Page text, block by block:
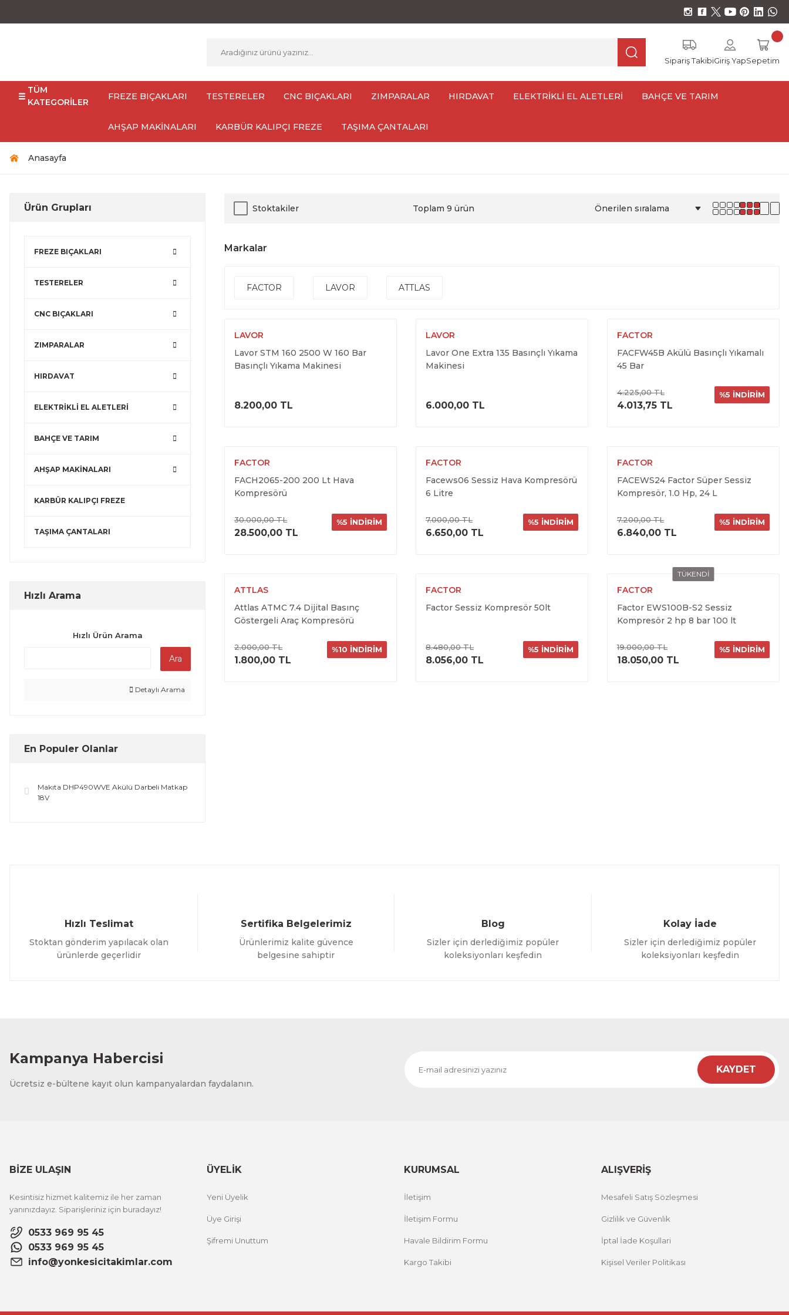
Sipariş TakibiGiriş YapSepetim
TÜM
KATEGORİLER
FREZE BIÇAKLARI TESTERELER CNC BIÇAKLARI ZIMPARALAR HIRDAVAT ELEKTRİKLİ EL ALETLERİ BAHÇE VE TARIM
AHŞAP MAKİNALARI KARBÜR KALIPÇI FREZE TAŞIMA ÇANTALARI
Anasayfa
Ürün Grupları
FREZE BIÇAKLARI
TESTERELER
CNC BIÇAKLARI
ZIMPARALAR
HIRDAVAT
ELEKTRİKLİ EL ALETLERİ
BAHÇE VE TARIM
AHŞAP MAKİNALARI
KARBÜR KALIPÇI FREZE
TAŞIMA ÇANTALARI
Hızlı Arama
Hızlı Ürün Arama
Ara
Detaylı Arama
En Populer Olanlar
Makıta DHP490WVE Akülü Darbeli Matkap
18V
Stoktakiler Toplam 9 ürün
Markalar
FACTOR LAVOR ATTLAS
LAVOR
Lavor STM 160 2500 W 160 Bar
Basınçlı Yıkama Makinesi
8.200,00 TL
ÜRÜNÜ İNCELE
LAVOR
Lavor One Extra 135 Basınçlı Yıkama
Makinesi
6.000,00 TL
ÜRÜNÜ İNCELE
FACTOR
FACFW45B Akülü Basınçlı Yıkamalı
45 Bar
4.225,00 TL
4.013,75 TL
%5 İNDİRİM
ÜRÜNÜ İNCELE
FACTOR
FACH2065-200 200 Lt Hava
Kompresörü
30.000,00 TL
28.500,00 TL
%5 İNDİRİM
ÜRÜNÜ İNCELE
FACTOR
Facews06 Sessiz Hava Kompresörü
6 Litre
7.000,00 TL
6.650,00 TL
%5 İNDİRİM
ÜRÜNÜ İNCELE
FACTOR
FACEWS24 Factor Süper Sessiz
Kompresör, 1.0 Hp, 24 L
7.200,00 TL
6.840,00 TL
%5 İNDİRİM
ÜRÜNÜ İNCELE
ATTLAS
Attlas ATMC 7.4 Dijital Basınç
Göstergeli Araç Kompresörü
2.000,00 TL
1.800,00 TL
%10 İNDİRİM
ÜRÜNÜ İNCELE
FACTOR
Factor Sessiz Kompresör 50lt
8.480,00 TL
8.056,00 TL
%5 İNDİRİM
ÜRÜNÜ İNCELE
TÜKENDİ
FACTOR
Factor EWS100B-S2 Sessiz
Kompresör 2 hp 8 bar 100 lt
19.000,00 TL
18.050,00 TL
%5 İNDİRİM
ÜRÜNÜ İNCELE
Hızlı Teslimat
Stoktan gönderim yapılacak olan
ürünlerde geçerlidir
Sertifika Belgelerimiz
Ürünlerimiz kalite güvence
belgesine sahiptir
Blog
Sizler için derlediğimiz popüler
koleksiyonları keşfedin
Kolay İade
Sizler için derlediğimiz popüler
koleksiyonları keşfedin
Kampanya Habercisi
Ücretsiz e-bültene kayıt olun kampanyalardan faydalanın.
KAYDET
BİZE ULAŞIN
Kesintisiz hizmet kalitemiz ile her zaman
yanınızdayız. Siparişleriniz için buradayız!
0533 969 95 45
0533 969 95 45
info@yonkesicitakimlar.com
ÜYELİK
Yeni Üyelik
Üye Girişi
Şifremi Unuttum
KURUMSAL
İletişim
İletişim Formu
Havale Bildirim Formu
Kargo Takibi
ALIŞVERİŞ
Mesafeli Satış Sözleşmesi
Gizlilik ve Güvenlik
İptal İade Koşullari
Kişisel Veriler Politikası